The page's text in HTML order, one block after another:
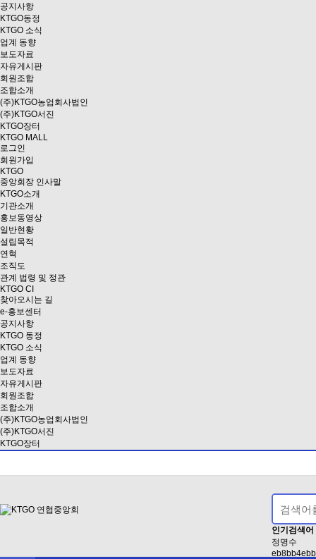
공지사항
KTGO동정
KTGO 소식
업계 동향
보도자료
자유게시판
회원조합
조합소개
(주)KTGO농업회사법인
(주)KTGO서진
KTGO장터
KTGO MALL
로그인
회원가입
KTGO
중앙회장 인사말
KTGO소개
기관소개
홍보동영상
일반현황
설립목적
연혁
조직도
관계 법령 및 정관
KTGO CI
찾아오시는 길
e-홍보센터
공지사항
KTGO 동정
KTGO 소식
업계 동향
보도자료
자유게시판
회원조합
조합소개
(주)KTGO농업회사법인
(주)KTGO서진
KTGO장터
인기검색어
정명수